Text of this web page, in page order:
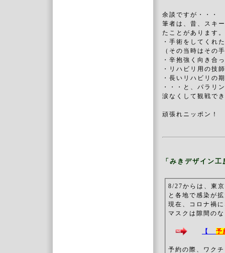
余談ですが・・・
筆者は、昔、スキ
たことがあります
・手術をしてく
（その当時はその
・辛抱強く向き合
・リハビリ用の技
・長いリハビリの
・・・と、パラリ
涙なくして観戦で
頑張れニッポン！
「みきデザイン工
8/27からは、東
と各地で感染が
現在、コロナ禍
マスクは隙間の
【 予
予約の際、ワク